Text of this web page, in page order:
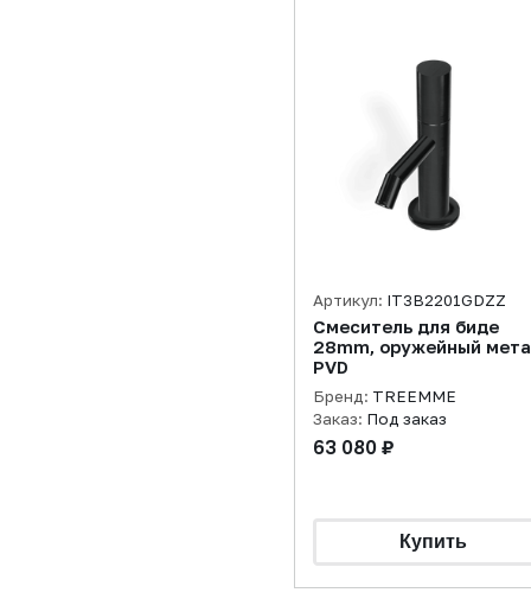
Артикул: IT3B2201GDZZ
Смеситель для биде
28mm, оружейный
PVD
Бренд: TREEMME
Заказ: Под заказ
63 080 ₽